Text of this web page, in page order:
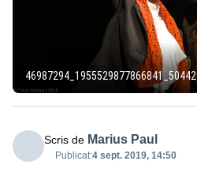
Scris de Marius Paul
Publicat:4 sept. 2019, 14:50